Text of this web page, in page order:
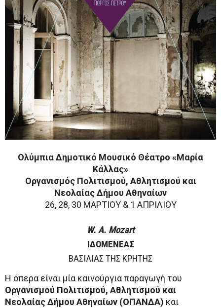
Ολύμπια Δημοτικό Μουσικό Θέατρο «Μαρία
Κάλλας»
Οργανισμός Πολιτισμού, Αθλητισμού και
Νεολαίας Δήμου Αθηναίων
26, 28, 30 ΜΑΡΤΙΟΥ & 1 ΑΠΡΙΛΙΟΥ
W. A. Mozart
ΙΔΟΜΕΝΕΑΣ
ΒΑΣΙΛΙΑΣ ΤΗΣ ΚΡΗΤΗΣ
Η όπερα είναι μία καινούργια παραγωγή του
Οργανισμού Πολιτισμού, Αθλητισμού και
Νεολαίας Δήμου Αθηναίων (ΟΠΑΝΔΑ) και